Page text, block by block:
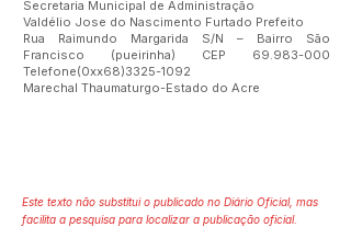
Secretaria Municipal de Administração
Valdélio Jose do Nascimento Furtado Prefeito
Rua Raimundo Margarida S/N – Bairro São
Francisco (pueirinha) CEP 69.983-000
Telefone(0xx68)3325-1092
Marechal Thaumaturgo-Estado do Acre
Este texto não substitui o publicado no Diário Oficial, mas
facilita a pesquisa para localizar a publicação oficial.